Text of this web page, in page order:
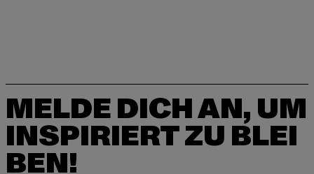
MELDE DICH AN, UM
INSPIRIERT ZU BLEI
BEN!